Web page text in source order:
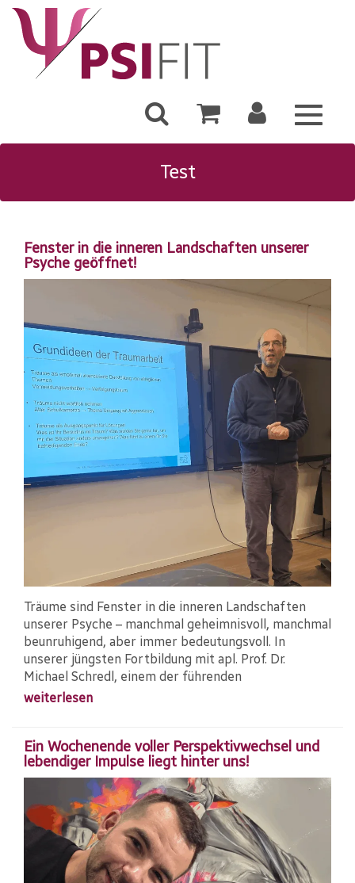
Toggle
Test
Fenster in die inneren Landschaften unserer
Psyche geöffnet!
Träume sind Fenster in die inneren Landschaften
unserer Psyche – manchmal geheimnisvoll, manchmal
beunruhigend, aber immer bedeutungsvoll. In
unserer jüngsten Fortbildung mit apl. Prof. Dr.
Michael Schredl, einem der führenden
weiterlesen
Ein Wochenende voller Perspektivwechsel und
lebendiger Impulse liegt hinter uns!